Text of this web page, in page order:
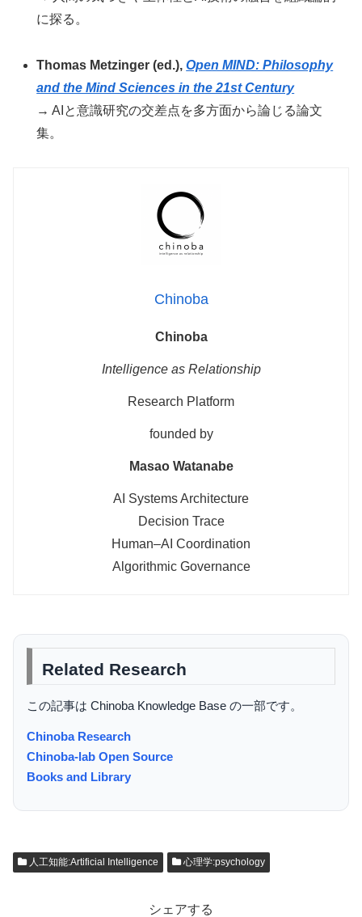
に探る。
Thomas Metzinger (ed.),Open MIND: Philosophy
and the Mind Sciences in the 21st Century
→ AIと意識研究の交差点を多方面から論じる論文
集。
Chinoba
Chinoba
Intelligence as Relationship
Research Platform
founded by
Masao Watanabe
AI Systems Architecture
Decision Trace
Human–AI Coordination
Algorithmic Governance
Related Research
この記事は Chinoba Knowledge Base の一部です。
Chinoba Research
Chinoba-lab Open Source
Books and Library
人工知能:Artificial Intelligence 心理学:psychology
シェアする